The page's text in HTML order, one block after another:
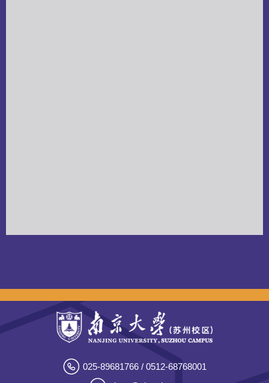
025-89681766 / 0512-68768001